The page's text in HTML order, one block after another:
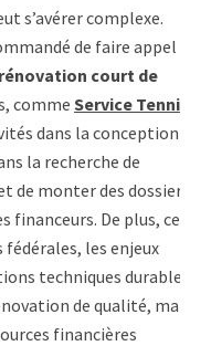
s’avérer complexe.
de faire appel à
rénovation court de
comme Service Tennis
dans la conception
la recherche de
de monter des dossiers
financeurs. De plus, ces
les enjeux
techniques durables.
de qualité, mais
financières